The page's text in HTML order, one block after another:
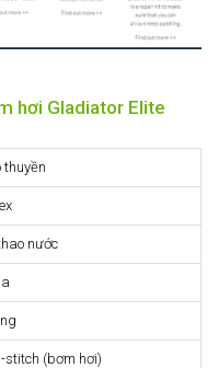
hơi Gladiator Elite
thuyền
nước
stitch (bơm hơi)